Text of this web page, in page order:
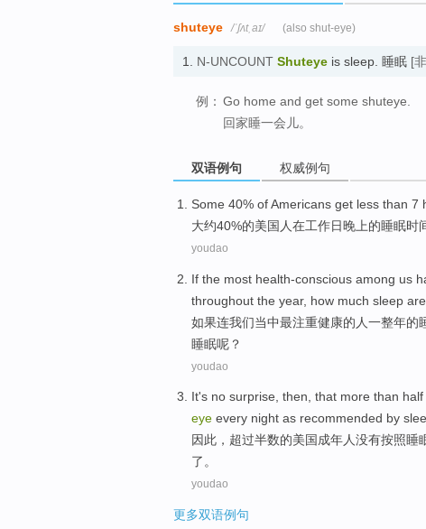
shuteye /ˈʃʌtˌaɪ/ (also shut-eye)
1. N-UNCOUNT Shuteye is sleep. 睡眠 [
例： Go home and get some shuteye.
回家睡一会儿。
双语例句 权威例句
Some 40% ofAmericans get less than 7
大约40%的美国人在工作日晚上的睡眠时
youdao
If the most health-conscious among us
throughout the year, how much sleep
如果连我们当中最注重健康的 人一整年的
睡眠呢？
youdao
It's no surprise, then, that more than half
eye every night as recommended by
因此 ， 超过半数的美国成年人没有按照睡
了。
youdao
更多双语例句